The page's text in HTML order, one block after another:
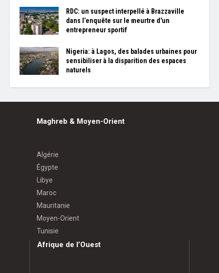
RDC: un suspect interpellé à Brazzaville
dans l’enquête sur le meurtre d'un
entrepreneur sportif
Nigeria: à Lagos, des balades urbaines pour
sensibiliser à la disparition des espaces
naturels
Maghreb & Moyen-Orient
Algérie
Égypte
Libye
Maroc
Mauritanie
Moyen-Orient
Tunisie
Afrique de l’Ouest